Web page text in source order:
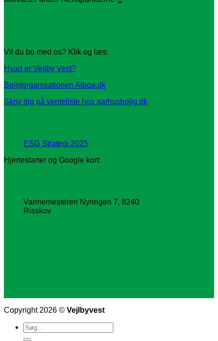
Vil du bo med os? Klik og læs:
Hvad er Vejlby Vest?
Boligorganisationen Alboa.dk
Skriv dig på venteliste hos aarhusbolig.dk
ESG Strategi 2025
Hjertestarter og Google kort:
Varmemesteren Nyringen 7, 8240
Risskov
Copyright 2026 © Vejlbyvest